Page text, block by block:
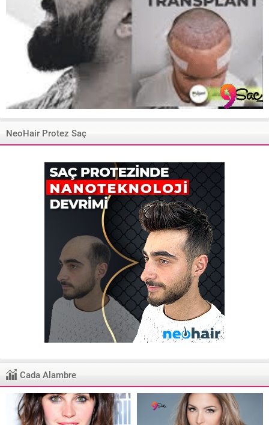
NeoHair Protez Saç
Cada Alambre